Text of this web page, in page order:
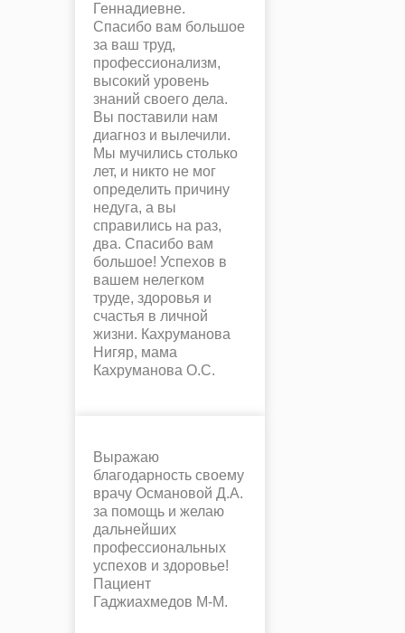
Геннадиевне.
Спасибо вам большое
за ваш труд,
профессионализм,
высокий уровень
знаний своего дела.
Вы поставили нам
диагноз и вылечили.
Мы мучились столько
лет, и никто не мог
определить причину
недуга, а вы
справились на раз,
два. Спасибо вам
большое! Успехов в
вашем нелегком
труде, здоровья и
счастья в личной
жизни. Кахруманова
Нигяр, мама
Кахруманова О.С.
Выражаю
благодарность своему
врачу Османовой Д.А.
за помощь и желаю
дальнейших
профессиональных
успехов и здоровье!
Пациент
Гаджиахмедов М-М.